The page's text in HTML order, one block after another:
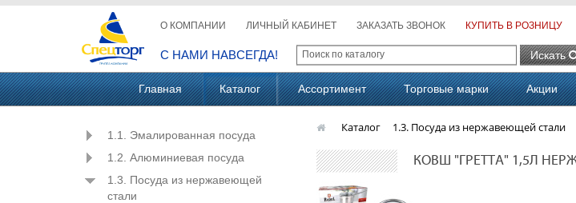
О КОМПАНИИ ЛИЧНЫЙ КАБИНЕТ ЗАКАЗАТЬ ЗВОНОК КУПИТЬ В РОЗНИЦУ
С НАМИ НАВСЕГДА! Искать
Главная Каталог Ассортимент Торговые марки Акции
1.1. Эмалированная посуда
1.2. Алюминиевая посуда
1.3. Посуда из нержавеющей
стали
Каталог 1.3. Посуда из нержавеющей стали
КОВШ "ГРЕТТА" 1,5Л